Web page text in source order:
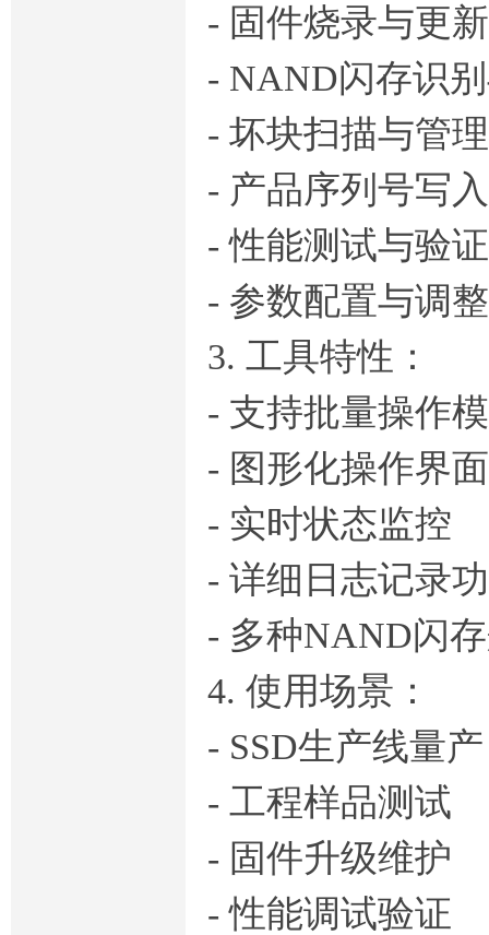
- 固件烧录与更新
- NAND闪存识
- 坏块扫描与管理
- 产品序列号写入
- 性能测试与验证
- 参数配置与调整
3. 工具特性：
- 支持批量操作
- 图形化操作界面
- 实时状态监控
- 详细日志记录
- 多种NAND闪
4. 使用场景：
- SSD生产线量产
- 工程样品测试
- 固件升级维护
- 性能调试验证